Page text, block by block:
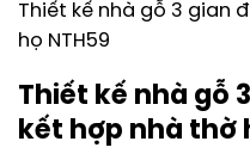
Thiết kế nhà gỗ 3 gian
họ NTH59
Thiết kế nhà gỗ
kết hợp nhà thờ